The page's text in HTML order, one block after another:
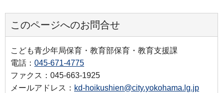
このページへのお問合せ
こども青少年局保育・教育部保育・教育支援課
電話： 045-671-4775
ファクス：045-663-1925
メールアドレス： kd-hoikushien@city.yokohama.lg.jp